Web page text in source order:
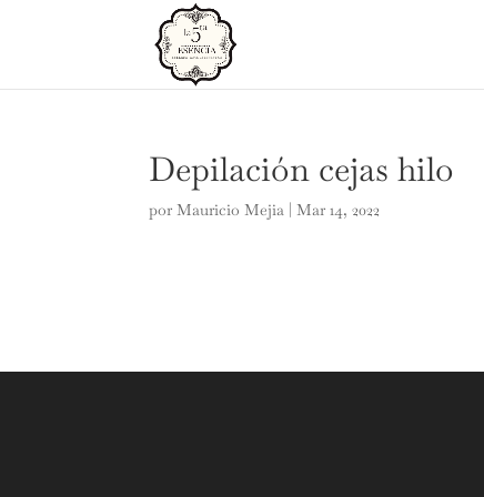
Depilación cejas hilo
porMauricio Mejia |Mar 14, 2022